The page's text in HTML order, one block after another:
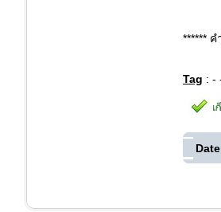
******
Tag : -
Date